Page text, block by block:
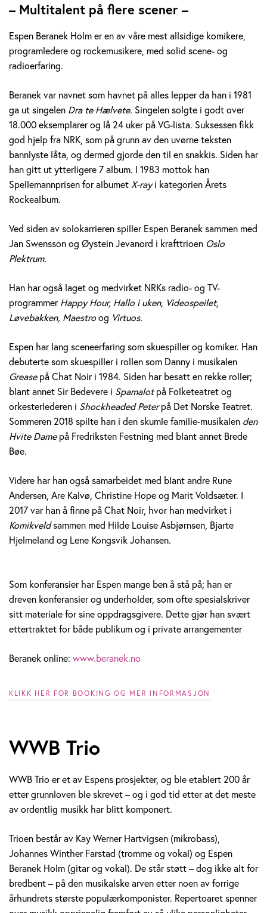
p
e
n
B
e
r
a
n
e
k
H
o
l
m
– Multitalent på flere scener –
Espen Beranek Holm er en av våre mest allsidige komikere,
programledere og rockemusikere, med solid scene- og
radioerfaring.
Beranek var navnet som havnet på alles lepper da han i 1981
ga ut singelen Dra te Hælvete. Singelen solgte i godt over
18.000 eksemplarer og lå 24 uker på VG-lista. Suksessen fikk
god hjelp fra NRK, som på grunn av den uvørne teksten
bannlyste låta, og dermed gjorde den til en snakkis. Siden har
han gitt ut ytterligere 7 album. I 1983 mottok han
Spellemannprisen for albumetX-rayi kategorien Årets
Rockealbum.
Ved siden av solokarrieren spiller Espen Beranek sammen med
Jan Swensson og Øystein Jevanord i krafttrioen Oslo
Plektrum.
Han har også laget og medvirket NRKs radio- og TV-
programmerHappy Hour, Hallo i uken, Videospeilet,
Løvebakken, Maestroog Virtuos.
Espen har lang sceneerfaring som skuespiller og komiker. Han
debuterte som skuespiller i rollen som Danny i musikalen
Greasepå Chat Noir i 1984. Siden har besatt en rekke roller;
blant annet Sir Bedevere i Spamalotpå Folketeatret og
orkesterlederen i Shockheaded Peterpå Det Norske Teatret.
Sommeren 2018 spilte han i den skumle familie-musikalen den
Hvite Damepå Fredriksten Festning med blant annet Brede
Bøe.
Videre har han også samarbeidet med blant andre Rune
Andersen, Are Kalvø, Christine Hope og Marit Voldsæter. I
2017 var han å finne på Chat Noir, hvor han medvirket i
Komikveldsammen med Hilde Louise Asbjørnsen, Bjarte
Hjelmeland og Lene Kongsvik Johansen.
Som konferansier har Espen mange ben å stå på; han er
dreven konferansier og underholder, som ofte spesialskriver
sitt materiale for sine oppdragsgivere. Dette gjør han svært
ettertraktet for både publikum og i private arrangementer
Beranek online: www.beranek.no
KLIKK HER FOR BOOKING OG MER INFORMASJON
WWB Trio
WWB Trio er et av Espens prosjekter, og ble etablert 200 år
etter grunnloven ble skrevet – og i god tid etter at det meste
av ordentlig musikk har blitt komponert.
Trioen består av Kay Werner Hartvigsen (mikrobass),
Johannes Winther Farstad (tromme og vokal) og Espen
Beranek Holm (gitar og vokal). De står støtt – dog ikke alt for
bredbent – på den musikalske arven etter noen av forrige
århundrets største populærkomponister. Repertoaret spenner